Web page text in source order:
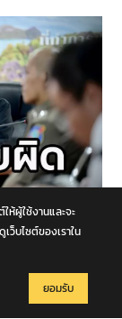
ระบบสอบ ลั่น ต้อง
ห้ผู้ใช้งานและจะ
ว็บไซต์ของเราใน
ยอมรับ